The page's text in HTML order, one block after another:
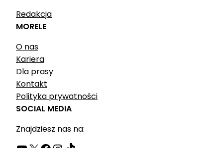
Redakcja
MORELE
O nas
Kariera
Dla prasy
Kontakt
Polityka prywatności
SOCIAL MEDIA
Znajdziesz nas na: